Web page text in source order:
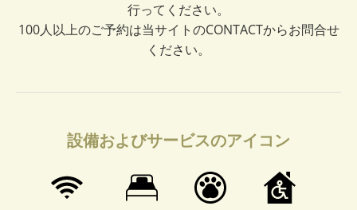
行ってください。
100人以上のご予約は当サイトのCONTACTからお問合せ
ください。
設備およびサービスのアイコン